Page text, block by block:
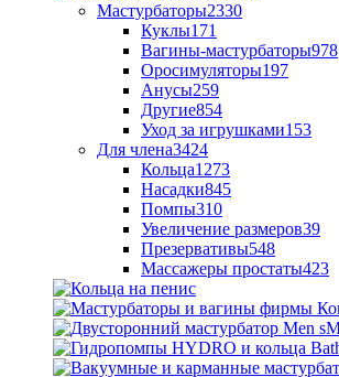
Мастурбаторы2330
Куклы171
Вагины-мастурбаторы978
Оросимуляторы197
Анусы259
Другие854
Уход за игрушками153
Для члена3424
Кольца1273
Насадки845
Помпы310
Увеличение размеров39
Презервативы548
Массажеры простаты423